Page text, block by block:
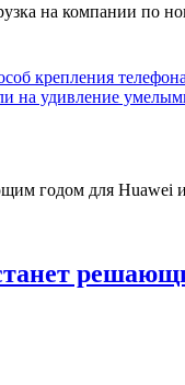
на компании по
крепления
на удивление